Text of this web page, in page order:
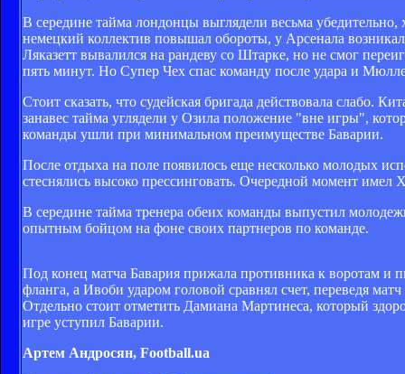
В середине тайма лондонцы выглядели весьма убедительно,
немецкий коллектив повышал обороты, у Арсенала
Ляказетт вывалился на рандеву со Штарке, но не смог
пять минут. Но Супер Чех спас команду после удара и
Стоит сказать, что судейская бригада действовала слабо.
занавес тайма углядели у Озила положение "вне игры",
команды ушли при минимальном преимуществе Баварии.
После отдыха на поле появилось еще несколько молодых
стеснялись высоко прессинговать. Очередной момент
В середине тайма тренера обеих команды выпустил
опытным бойцом на фоне своих партнеров по команде.
Под конец матча Бавария прижала противника к воротам и
фланга, а Ивоби ударом головой сравнял счет, переведя
Отдельно стоит отметить Дамиана Мартинеса, который
игре уступил Баварии.
Артем Андросян, Football.ua